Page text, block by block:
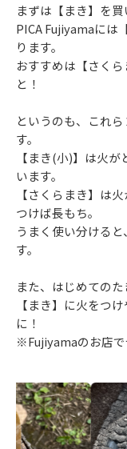
まずは【まき】を買
PICA Fujiyamaには
ります。
おすすめは【さく
と！
というのも、これ
す。
【まき(小)】は火
います。
【さくらまき】は
つけば長もち。
うまく使い分ける
す。
また、はじめての
【まき】に火をつ
に！
※Fujiyamaのお店で